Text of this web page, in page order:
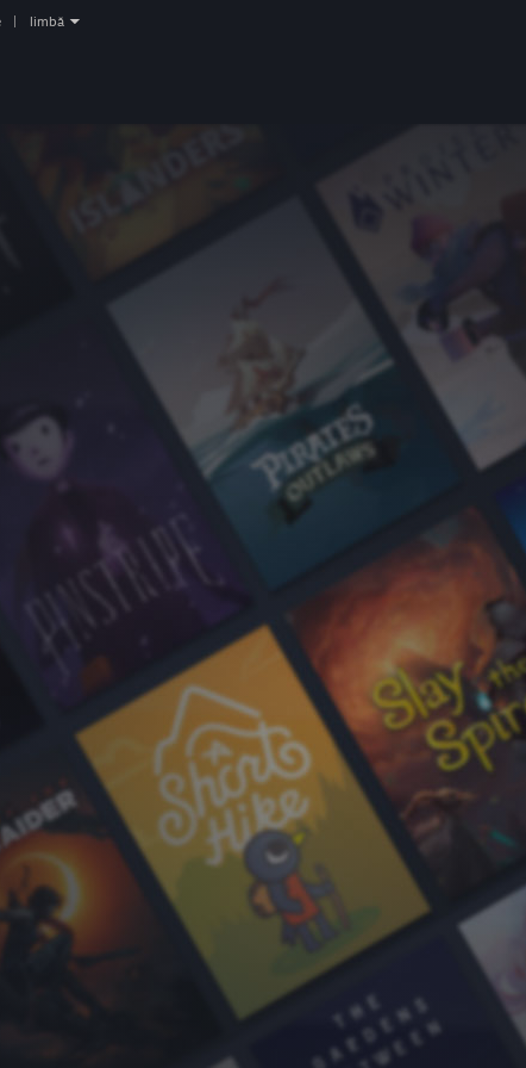
limbă